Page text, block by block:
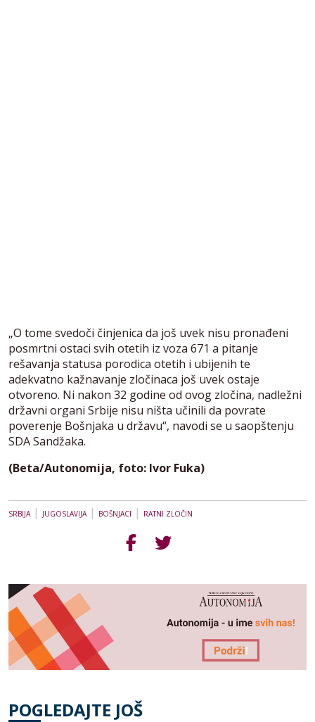
„O tome svedoči činjenica da još uvek nisu pronađeni
posmrtni ostaci svih otetih iz voza 671 a pitanje
rešavanja statusa porodica otetih i ubijenih te
adekvatno kažnavanje zločinaca još uvek ostaje
otvoreno. Ni nakon 32 godine od ovog zločina, nadležni
državni organi Srbije nisu ništa učinili da povrate
poverenje Bošnjaka u državu“, navodi se u saopštenju
SDA Sandžaka.
(Beta/Autonomija, foto: Ivor Fuka)
SRBIJA| JUGOSLAVIJA| BOŠNJACI | RATNI ZLOČIN
POGLEDAJTE JOŠ